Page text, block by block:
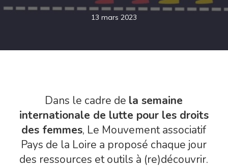
13 mars 2023
Dans le cadre de la semaine
internationale de lutte pour les droits
des femmes, Le Mouvement associatif
Pays de la Loire a proposé chaque jour
des ressources et outils à (re)découvrir.